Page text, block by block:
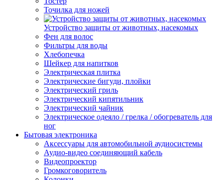
Точилка для ножей
Устройство защиты от животных, насекомых
Фен для волос
Фильтры для воды
Хлебопечка
Шейкер для напитков
Электрическая плитка
Электрические бигуди, плойки
Электрический гриль
Электрический кипятильник
Электрический чайник
Электрическое одеяло / грелка / обогреватель для
ног
Бытовая электроника
Аксессуары для автомобильной аудиосистемы
Аудио-видео соединяющий кабель
Видеопроектор
Громкоговоритель